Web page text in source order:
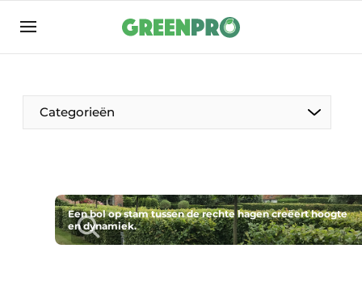
Aanmelden
Bedrijven
Contact
Groen in de zorg
Home
Categorieën
Een bol op stam tussen de rechte hagen creëert hoogte
en dynamiek.